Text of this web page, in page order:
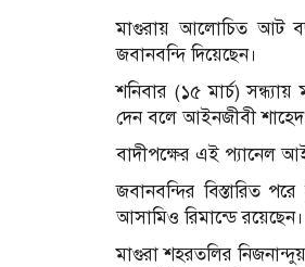
মাগুরায় আলোচিত আট
জবানবন্দি দিয়েছেন।
শনিবার (১৫ মার্চ)
দেন বলে আইনজীবী শাহেদ
বাদীপক্ষের এই প্যানেল
জবানবন্দির বিস্তারিত
আসামিও রিমান্ডে রয়েছেন।
মাগুরা শহরতলির